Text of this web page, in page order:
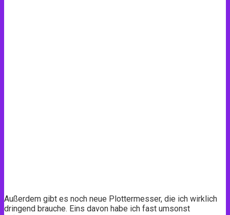
Außerdem gibt es noch neue Plottermesser, die ich wirklich
dringend brauche. Eins davon habe ich fast umsonst